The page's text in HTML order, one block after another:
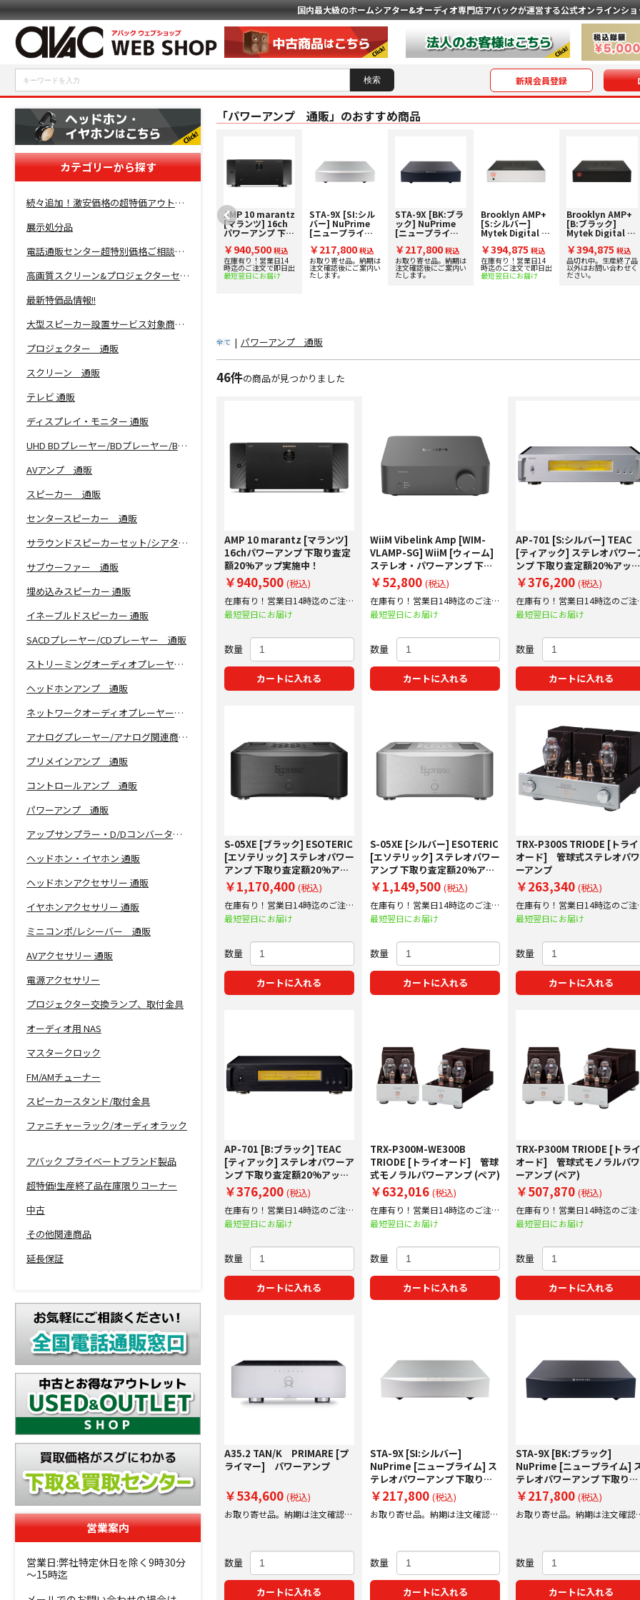
国内最大級のホームシアター&オーディオ専門店アバックが運営する公式オンラインショ
新規会員登録
カテゴリーから探す
続々追加！激安価格の超特価アウトレットセール開催！
展示処分品
電話通販センター超特別価格ご相談コーナー！
高画質スクリーン&プロジェクターセット超特価！
最新特価品情報!!
大型スピーカー設置サービス対象商品！
プロジェクター 通販
スクリーン 通販
テレビ 通販
ディスプレイ・モニター 通販
UHD BDプレーヤー/BDプレーヤー/BDレコーダー 通販
AVアンプ 通販
スピーカー 通販
センタースピーカー 通販
サラウンドスピーカーセット/シアターバー 通販
サブウーファー 通販
埋め込みスピーカー 通販
イネーブルドスピーカー 通販
SACDプレーヤー/CDプレーヤー 通販
ストリーミングオーディオプレーヤー 通販
ヘッドホンアンプ 通販
ネットワークオーディオプレーヤー 通販
アナログプレーヤー/アナログ関連商品 通販
プリメインアンプ 通販
コントロールアンプ 通販
パワーアンプ 通販
アップサンプラー・D/Dコンバーター 通販
ヘッドホン・イヤホン 通販
ヘッドホンアクセサリー 通販
イヤホンアクセサリー 通販
ミニコンポ/レシーバー 通販
AVアクセサリー 通販
電源アクセサリー
プロジェクター交換ランプ、取付金具
オーディオ用 NAS
マスタークロック
FM/AMチューナー
スピーカースタンド/取付金具
ファニチャーラック/オーディオラック
アバック プライベートブランド製品
超特価!生産終了品在庫限りコーナー
中古
その他関連商品
延長保証
営業案内
営業日:弊社特定休日を除く9時30分
～15時迄
「パワーアンプ 通販」のおすすめ商品
定額20%アップ実
施中！
￥2,420,000
たします。
AMP 10 marantz
[マランツ] 16ch
パワーアンプ 下取
プ実施中！
￥940,500 税込
在庫有り！営業日14
時迄のご注文で即日出
最短翌日にお届け
STA-9X [SI:シル
バー] NuPrime
[ニュープライム]
ステレオパワーア
ンプ 下取り査定額
20%アップ実施
中！
￥217,800 税込
お取り寄せ品。納期は
注文確認後にご案内い
たします。
STA-9X [BK:ブラ
ック] NuPrime
[ニュープライム]
ステレオパワーア
ンプ 下取り査定額
20%アップ実施
中！
￥217,800 税込
お取り寄せ品。納期は
注文確認後にご案内い
たします。
Brooklyn AMP+
[S:シルバー]
Mytek Digital ス
テレオパワーアン
プ
￥394,875 税込
在庫有り！営業日14
時迄のご注文で即日出
最短翌日にお届け
Brooklyn AMP+
[B:ブラック]
Mytek Digital ス
テレオパワーアン
プ
￥394,875 税込
品切れ中。生産終了品
以外はお問い合わせく
ださい。
全て | パワーアンプ 通販
46件の商品が見つかりました
AMP 10 marantz [マランツ]
16chパワーアンプ 下取り査定
額20%アップ実施中！
￥940,500 (税込)
在庫有り！営業日14時迄のご注文
で即日出荷！
最短翌日にお届け
数量
カートに入れる
WiiM Vibelink Amp [WIM-
VLAMP-SG] WiiM [ウィーム]
ステレオ・パワーアンプ 下取
り査定額20%アップ実施中！
￥52,800 (税込)
在庫有り！営業日14時迄のご注文
で即日出荷！
最短翌日にお届け
数量
カートに入れる
AP-701 [S:シルバー] TEAC
[ティアック] ステレオパワー
ンプ 下取り査定額20%アッ
実施中！
￥376,200(税込)
在庫有り！営業日14時迄のご注
で即日出荷！
最短翌日にお届け
数量
カートに入れる
S-05XE [ブラック] ESOTERIC
[エソテリック] ステレオパワー
アンプ 下取り査定額20%アッ
プ実施中！
￥1,170,400 (税込)
在庫有り！営業日14時迄のご注文
で即日出荷！
最短翌日にお届け
数量
カートに入れる
S-05XE [シルバー] ESOTERIC
[エソテリック] ステレオパワー
アンプ 下取り査定額20%アッ
プ実施中！
￥1,149,500 (税込)
在庫有り！営業日14時迄のご注文
で即日出荷！
最短翌日にお届け
数量
カートに入れる
TRX-P300S TRIODE [トライ
オード] 管球式ステレオパワ
ーアンプ
￥263,340(税込)
在庫有り！営業日14時迄のご注
で即日出荷！
最短翌日にお届け
数量
カートに入れる
AP-701 [B:ブラック] TEAC
[ティアック] ステレオパワーア
ンプ 下取り査定額20%アップ
実施中！
￥376,200 (税込)
在庫有り！営業日14時迄のご注文
で即日出荷！
最短翌日にお届け
数量
カートに入れる
TRX-P300M-WE300B
TRIODE [トライオード] 管球
式モノラルパワーアンプ (ペア)
￥632,016 (税込)
在庫有り！営業日14時迄のご注文
で即日出荷！
最短翌日にお届け
数量
カートに入れる
TRX-P300M TRIODE [トラ
オード] 管球式モノラルパワ
ーアンプ (ペア)
￥507,870(税込)
在庫有り！営業日14時迄のご注
で即日出荷！
最短翌日にお届け
数量
カートに入れる
A35.2 TAN/K PRIMARE [プ
ライマー] パワーアンプ
￥534,600 (税込)
お取り寄せ品。納期は注文確認後
数量
カートに入れる
STA-9X [SI:シルバー]
NuPrime [ニュープライム] ス
テレオパワーアンプ 下取り査
定額20%アップ実施中！
￥217,800 (税込)
お取り寄せ品。納期は注文確認後
数量
カートに入れる
STA-9X [BK:ブラック]
NuPrime [ニュープライム]
テレオパワーアンプ 下取り査
定額20%アップ実施中！
￥217,800(税込)
お取り寄せ品。納期は注文確認
数量
カートに入れる